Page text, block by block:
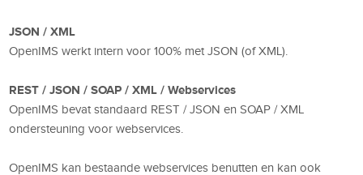
JSON / XML
OpenIMS werkt intern voor 100% met JSON (of XML).
REST / JSON / SOAP / XML / Webservices
OpenIMS bevat standaard REST / JSON en SOAP / XML
ondersteuning voor webservices.
OpenIMS kan bestaande webservices benutten en kan ook